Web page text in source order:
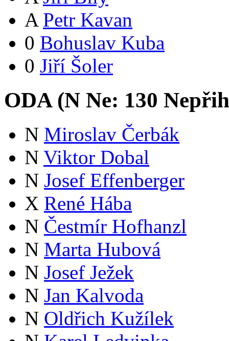
A Petr Kavan
0 Bohuslav Kuba
0 Jiří Šoler
ODA (N Ne: 130
N Miroslav Čerbák
N Viktor Dobal
N Josef Effenberger
X René Hába
N Čestmír Hofhanzl
N Marta Hubová
N Josef Ježek
N Jan Kalvoda
N Oldřich Kužílek